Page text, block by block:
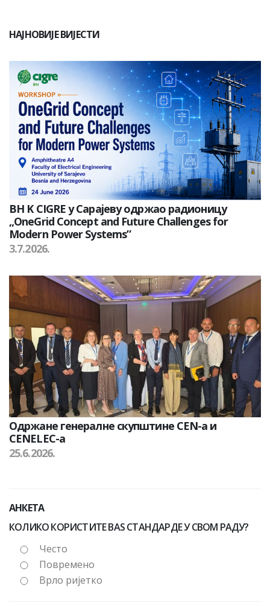
НАЈНОВИЈЕ ВИЈЕСТИ
BH K CIGRE у Сарајеву одржао радионицу
„OneGrid Concept and Future Challenges for
Modern Power Systems”
3.7.2026.
Одржане генералне скупштине CEN-а и
CENELEC-а
25.6.2026.
АНКЕТА
КОЛИКО КОРИСТИТЕ BAS СТАНДАРДЕ У СВОМ РАДУ?
Често
Повремено
Врло ријетко